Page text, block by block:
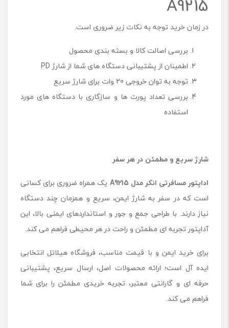
در زمان خرید توجه به نکات زیر ضروری است.
بررسی اصالت کالا و بسته بندی محصول
اطمینان از پشتیبانی دستگاه های شما از شارژ PD
توجه به توان خروجی 20 وات برای شارژ سریع
بررسی تعداد پورت ها و سازگاری با دستگاه های مورد
استفاده
شارژ سریع و مطمئن در هر سفر
اداپتور مسافرتی انکر مدل A9215 یک همراه ضروری برای کسانی
است که در سفر به شارژ ایمن، سریع و همزمان چند دستگاه
نیاز دارند. با طراحی جمع و جور و استانداردهای ایمنی بالا، این
آداپتور تجربه ای مطمئن و راحت در هر محیطی فراهم می کند.
برای خرید ایمن و با قیمت مناسب، فروشگاه هیلاتل انتخابی
ایده آل است؛ ارائه محصولات اصل، ارسال سریع، پشتیبانی
حرفه ای و گارانتی معتبر، تجربه خریدی مطمئن را برای شما
فراهم می کند.